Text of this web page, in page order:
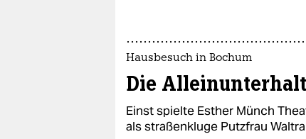
Hausbesuch in Bochum
Die
Einst spielte Esther Münch
als straßenkluge Putzfrau